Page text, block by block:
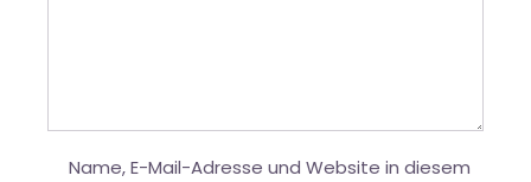
Name, E-Mail-Adresse und Website in diesem